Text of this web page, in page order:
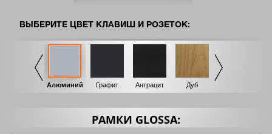
ВЫБЕРИТЕ ЦВЕТ КЛАВИШ И РОЗЕТОК:
Алюминий Графит Антрацит Дуб
РАМКИ GLOSSA: